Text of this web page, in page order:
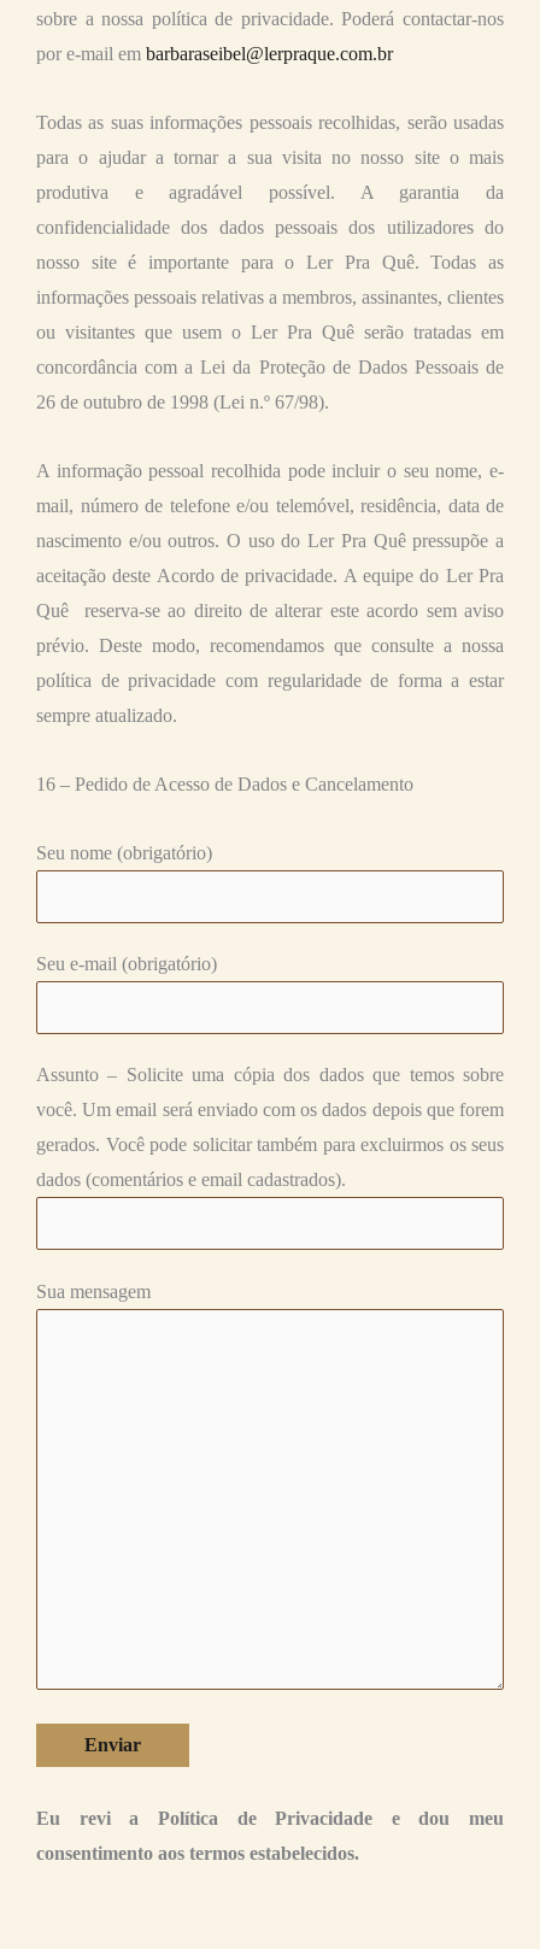
sobre a nossa política de privacidade. Poderá contactar-nos
por e-mail em barbaraseibel@lerpraque.com.br
Todas as suas informações pessoais recolhidas, serão usadas
para o ajudar a tornar a sua visita no nosso site o mais
produtiva e agradável possível. A garantia da
confidencialidade dos dados pessoais dos utilizadores do
nosso site é importante para o Ler Pra Quê. Todas as
informações pessoais relativas a membros, assinantes, clientes
ou visitantes que usem o Ler Pra Quê serão tratadas em
concordância com a Lei da Proteção de Dados Pessoais de
26 de outubro de 1998 (Lei n.º 67/98).
A informação pessoal recolhida pode incluir o seu nome, e-
mail, número de telefone e/ou telemóvel, residência, data de
nascimento e/ou outros. O uso do Ler Pra Quê pressupõe a
aceitação deste Acordo de privacidade. A equipe do Ler Pra
Quê reserva-se ao direito de alterar este acordo sem aviso
prévio. Deste modo, recomendamos que consulte a nossa
política de privacidade com regularidade de forma a estar
sempre atualizado.
16 – Pedido de Acesso de Dados e Cancelamento
Seu nome (obrigatório)
Seu e-mail (obrigatório)
Assunto – Solicite uma cópia dos dados que temos sobre
você. Um email será enviado com os dados depois que forem
gerados. Você pode solicitar também para excluirmos os seus
dados (comentários e email cadastrados).
Sua mensagem
Eu revi a Política de Privacidade e dou meu
consentimento aos termos estabelecidos.